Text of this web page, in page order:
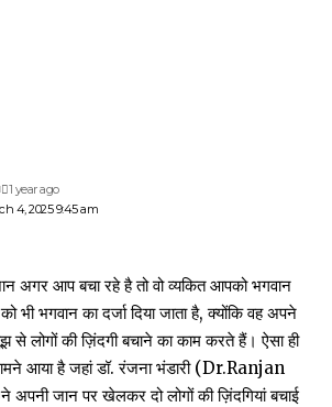
4, 2025 9:45 am
1 year ago
अगर आप बचा रहे है तो वो व्यकित आपको भगवान
भी भगवान का दर्जा दिया जाता है, क्योंकि वह अपने
से लोगों की ज़िंदगी बचाने का काम करते हैं। ऐसा ही
आया है जहां डॉ. रंजना भंडारी (Dr.Ranjan
जान पर खेलकर दो लोगों की ज़िंदगियां बचाई